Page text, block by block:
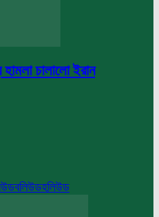
হামলা চালালো ইরান
বলিউডহলিউড